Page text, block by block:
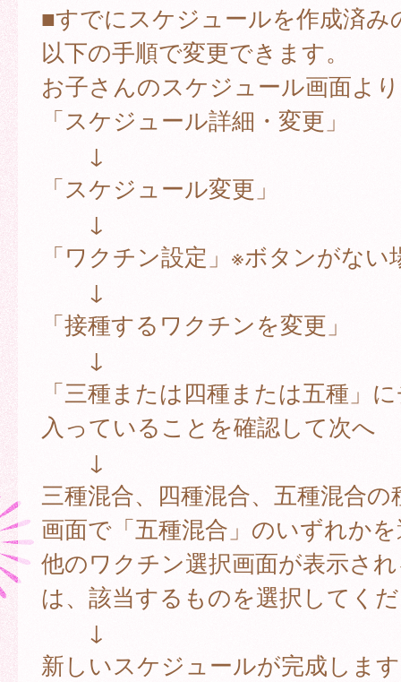
■すでにスケジュールを作成済み
以下の手順で変更できます。
お子さんのスケジュール画面より
「スケジュール詳細・変更」
↓
「スケジュール変更」
↓
「ワクチン設定」※ボタンがない
↓
「接種するワクチンを変更」
↓
「三種または四種または五種」
入っていることを確認して次へ
↓
三種混合、四種混合、五種混合の
画面で「五種混合」のいずれか
他のワクチン選択画面が表示さ
は、該当するものを選択してく
↓
新しいスケジュールが完成しま